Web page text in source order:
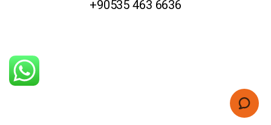
+90535 463 6636